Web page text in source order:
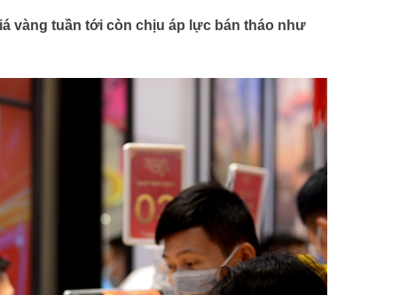
vàng tuần tới còn chịu áp lực bán tháo như